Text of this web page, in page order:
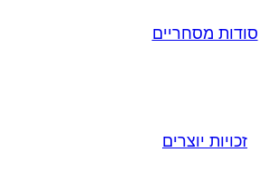
סודות מסחריים
זכויות יוצרים